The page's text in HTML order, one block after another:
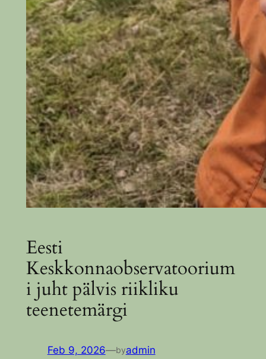
Eesti
Keskkonnaobservatoorium
i juht pälvis riikliku
teenetemärgi
Feb 9, 2026—byadmin